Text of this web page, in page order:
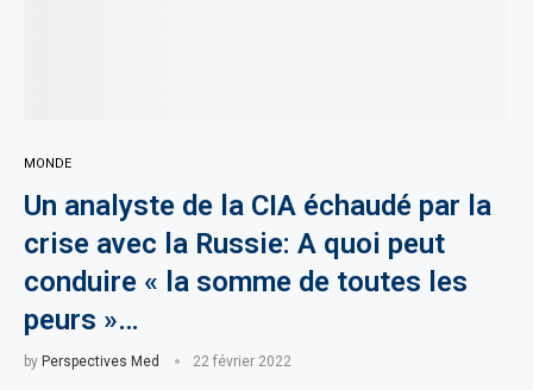
MONDE
Un analyste de la CIA échaudé par la
crise avec la Russie: A quoi peut
conduire « la somme de toutes les
peurs »…
by Perspectives Med 22 février 2022